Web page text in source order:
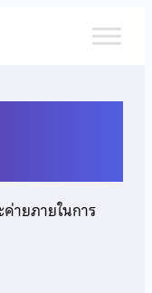
ายภายในการ